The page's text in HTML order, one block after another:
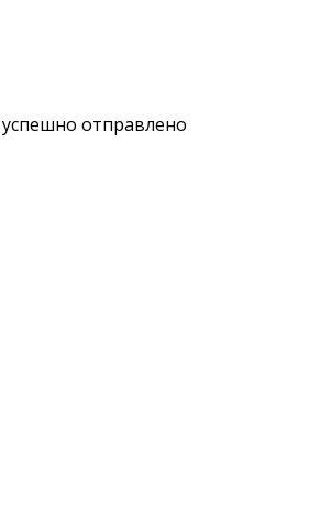
отправлено